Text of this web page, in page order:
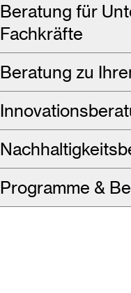
Beratung für
Fachkräfte
Beratung zu
Programme &